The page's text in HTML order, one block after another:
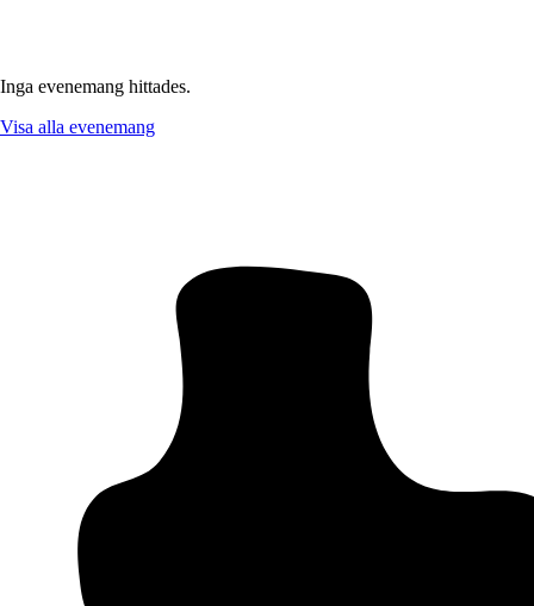
Inga evenemang hittades.
Visa alla evenemang